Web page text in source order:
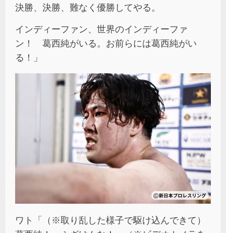
決勝、決勝、難なく優勝してやる。
インディーファン、世界のインディーファ
ン！ 葛西純がいる。お前らには葛西純がい
る！」
ワト「（※取り乱した様子で駆け込んできて）